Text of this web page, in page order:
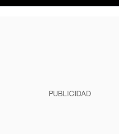
PUBLICIDAD